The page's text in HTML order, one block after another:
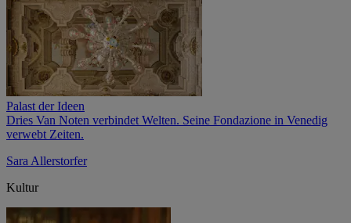
Palast der Ideen
Dries Van Noten verbindet Welten. Seine Fondazione in Venedig
verwebt Zeiten.
Sara Allerstorfer
Kultur